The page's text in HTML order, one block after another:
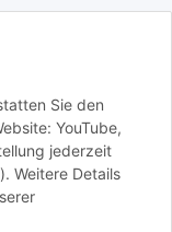
Sie den
YouTube,
jederzeit
Weitere Details
Cologne, Germany -